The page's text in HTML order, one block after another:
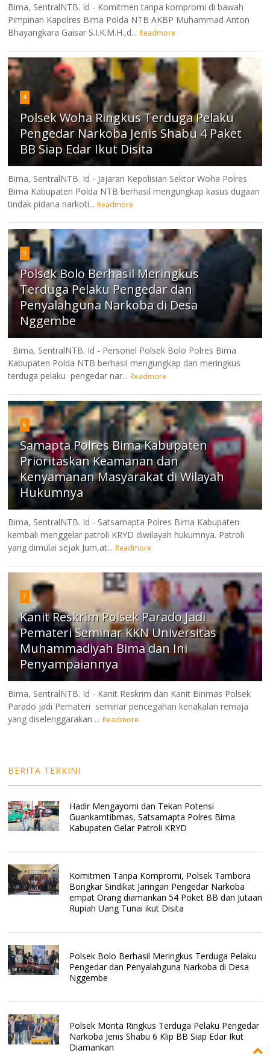
Bima, SentralNTB. Id - Komitmen tanpa kompromi di bawah
Pimpinan Kapolres Bima Polda NTB AKBP Muhammad Anton
Bhayangkara Gaisar S.I.K.M.H.,d... Readmore
4
Polsek Woha Ringkus Terduga Pelaku
Pengedar Narkoba Jenis Shabu 4 Paket
BB Siap Edar Ikut Disita
Bima, SentralNTB. Id - Jajaran Kepolisian Sektor Woha Polres
Bima Kabupaten Polda NTB berhasil mengungkap kasus dugaan
tindak pidana narkoti... Readmore
5
Polsek Bolo Berhasil Meringkus
Terduga Pelaku Pengedar dan
Penyalahguna Narkoba di Desa
Nggembe
Bima, SentralNTB. Id - Personel Polsek Bolo Polres Bima
Kabupaten Polda NTB berhasil mengungkap dan meringkus
terduga pelaku pengedar nar... Readmore
6
Samapta Polres Bima Kabupaten
Prioritaskan Keamanan dan
Kenyamanan Masyarakat di Wilayah
Hukumnya
Bima, SentralNTB. Id - Satsamapta Polres Bima Kabupaten
kembali menggelar patroli KRYD diwilayah hukumnya. Patroli
yang dimulai sejak Jum,at... Readmore
7
Kanit Reskrim Polsek Parado Jadi
Pemateri Seminar KKN Universitas
Muhammadiyah Bima dan Ini
Penyampaiannya
Bima, SentralNTB. Id - Kanit Reskrim dan Kanit Binmas Polsek
Parado jadi Pemateri seminar pencegahan kenakalan remaja
yang diselenggarakan ... Readmore
BERITA TERKINI
Hadir Mengayomi dan Tekan Potensi
Guankamtibmas, Satsamapta Polres Bima
Kabupaten Gelar Patroli KRYD
Komitmen Tanpa Kompromi, Polsek Tambora
Bongkar Sindikat Jaringan Pengedar Narkoba
empat Orang diamankan 54 Poket BB dan Jutaan
Rupiah Uang Tunai ikut Disita
Polsek Bolo Berhasil Meringkus Terduga Pelaku
Pengedar dan Penyalahguna Narkoba di Desa
Nggembe
Polsek Monta Ringkus Terduga Pelaku Pengedar
Narkoba Jenis Shabu 6 Klip BB Siap Edar Ikut
Diamankan